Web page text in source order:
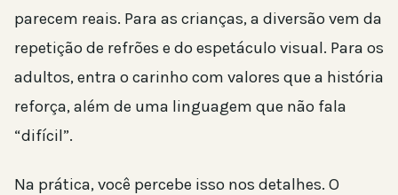
parecem reais. Para as crianças, a diversão vem da
repetição de refrões e do espetáculo visual. Para os
adultos, entra o carinho com valores que a história
reforça, além de uma linguagem que não fala
“difícil”.
Na prática, você percebe isso nos detalhes. O